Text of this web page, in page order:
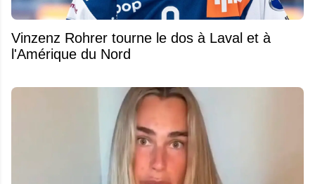
Vinzenz Rohrer tourne le dos à Laval et à
l'Amérique du Nord